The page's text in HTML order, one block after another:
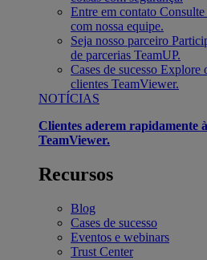
Entre em contato
com nossa equipe.
Seja nosso parceiro
de parcerias TeamUP.
Cases de sucesso Explore
clientes TeamViewer.
NOTÍCIAS
Clientes aderem rapidamente
TeamViewer.
Recursos
Blog
Cases de sucesso
Eventos e webinars
Trust Center